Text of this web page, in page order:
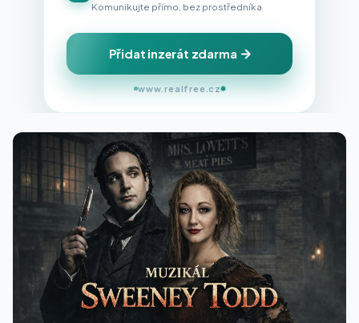
Komunikujte přímo, bez prostředníka
Přidat inzerát zdarma
www.realfree.cz